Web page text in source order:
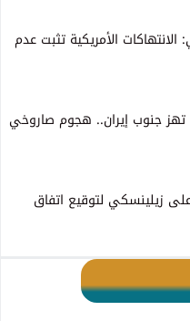
الأمريكية تثبت عدم
تهز جنوب إيران.. هجوم صاروخي
زيلينسكي لتوقيع اتفاق